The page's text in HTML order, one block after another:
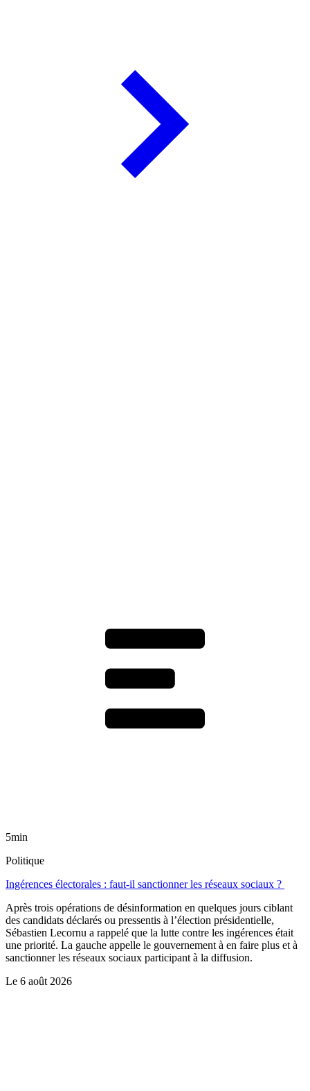
5min
Politique
Ingérences électorales : faut-il sanctionner les réseaux sociaux ?
Après trois opérations de désinformation en quelques jours ciblant
des candidats déclarés ou pressentis à l’élection présidentielle,
Sébastien Lecornu a rappelé que la lutte contre les ingérences était
une priorité. La gauche appelle le gouvernement à en faire plus et à
sanctionner les réseaux sociaux participant à la diffusion.
Le 6 août 2026